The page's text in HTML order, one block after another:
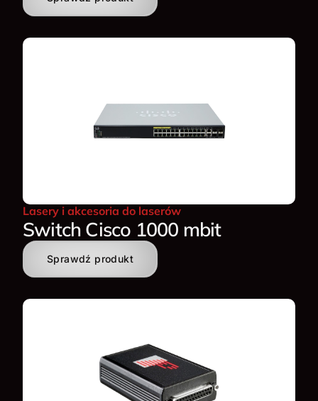
Lasery i akcesoria do laserów
Switch Cisco 1000 mbit
Sprawdź produkt